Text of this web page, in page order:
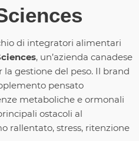
di integratori alimentari
, un’azienda canadese
gestione del peso. Il brand
pensato
metaboliche e ormonali
ostacoli al
rallentato, stress, ritenzione